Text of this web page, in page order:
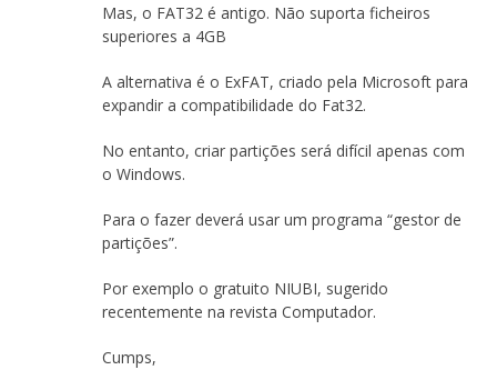
Mas, o FAT32 é antigo. Não suporta ficheiros
superiores a 4GB
A alternativa é o ExFAT, criado pela Microsoft para
expandir a compatibilidade do Fat32.
No entanto, criar partições será difícil apenas com
o Windows.
Para o fazer deverá usar um programa “gestor de
partições”.
Por exemplo o gratuito NIUBI, sugerido
recentemente na revista Computador.
Cumps,